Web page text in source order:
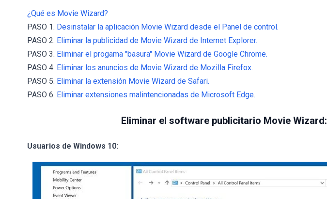
¿Qué es Movie Wizard?
PASO 1. Desinstalar la aplicación Movie Wizard desde el Panel de control.
PASO 2. Eliminar la publicidad de Movie Wizard de Internet Explorer.
PASO 3. Eliminar el progama "basura" Movie Wizard de Google Chrome.
PASO 4. Eliminar los anuncios de Movie Wizard de Mozilla Firefox.
PASO 5. Eliminar la extensión Movie Wizard de Safari.
PASO 6. Eliminar extensiones malintencionadas de Microsoft Edge.
Eliminar el software publicitario Movie Wizard:
Usuarios de Windows 10: